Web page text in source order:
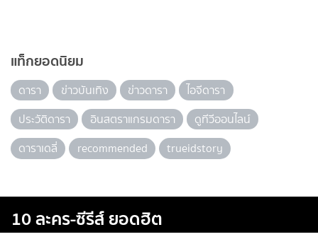
แท็กยอดนิยม
ดารา ข่าวบันเทิง ข่าวดารา
ไอจีดารา
ประวัติดารา
อินสตราแกรมดารา
ดูทีวีออนไลน์
ดาราเดลี่
recommended trueidstory
10 ละคร-ซีรีส์ ยอดฮิต